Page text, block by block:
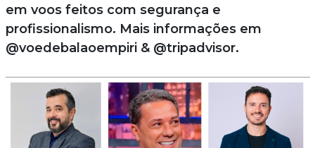
em voos feitos com segurança e
profissionalismo. Mais informações em
@voedebalaoempiri & @tripadvisor.